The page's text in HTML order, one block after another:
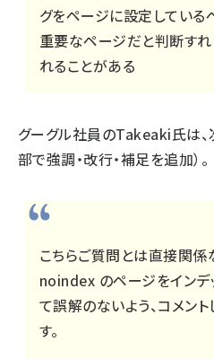
グをページに設定している
重要なページだと判断す
れることがある
グーグル社員のTakeaki氏は、
部で強調・改行・補足を追加）。
こちらご質問とは直接関係
noindex のページをインデ
て誤解のないよう、コメン
す。